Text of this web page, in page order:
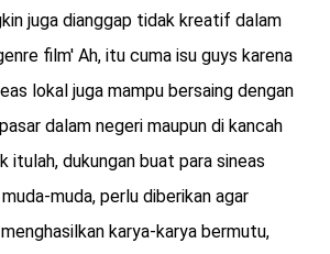
juga dianggap tidak kreatif dalam
film' Ah, itu cuma isu guys karena
lokal juga mampu bersaing dengan
dalam negeri maupun di kancah
itulah, dukungan buat para sineas
muda, perlu diberikan agar
karya-karya bermutu,